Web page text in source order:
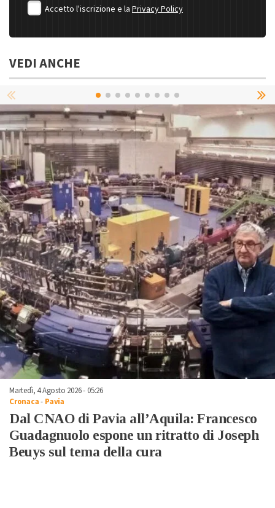
Accetto l'iscrizione e la Privacy Policy
VEDI ANCHE
Martedì, 4 Agosto 2026 - 05:26
Cronaca- Pavia
Dal CNAO di Pavia all’Aquila: Francesco
Guadagnuolo espone un ritratto di Joseph
Beuys sul tema della cura